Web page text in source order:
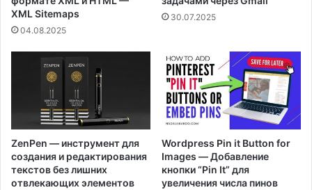
XML Sitemaps
04.08.2025
30.07.2025
ZenPen — инструмент для
создания и редактирования
текстов без лишних
отвлекающих элементов
Wordpress Pin it Button for
Images — Добавление
кнопки “Pin It” для
увеличения числа пинов